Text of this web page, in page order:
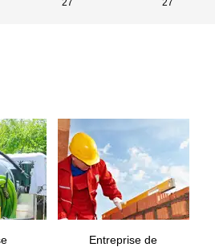
27
27
Entreprise de